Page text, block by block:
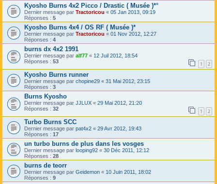
Kyosho Burns 4x2 Picco / Drastic ( Musée )*°
Dernier message par Tractoricou « 05 Jan 2013, 09:19
Réponses : 5
Kyosho Burns 4x4 / OS RF ( Musée )*
Dernier message par Tractoricou « 01 Nov 2012, 12:27
Réponses : 4
burns dx 4x2 1991
Dernier message par alf77 « 12 Juil 2012, 18:54
Réponses : 53 1 2
Kyosho Burns runner
Dernier message par chopine29 « 31 Mai 2012, 23:15
Réponses : 3
Burns Kyosho
Dernier message par JJLUX « 29 Mai 2012, 21:20
Réponses : 32 1 2
Turbo Burns SCC
Dernier message par pat4x2 « 29 Avr 2012, 19:43
Réponses : 17
un turbo burns de plus dans les vosges
Dernier message par looping92 « 30 Déc 2011, 12:12
Réponses : 28
burns de teorr
Dernier message par Geidemon « 10 Juin 2011, 18:02
Réponses : 9